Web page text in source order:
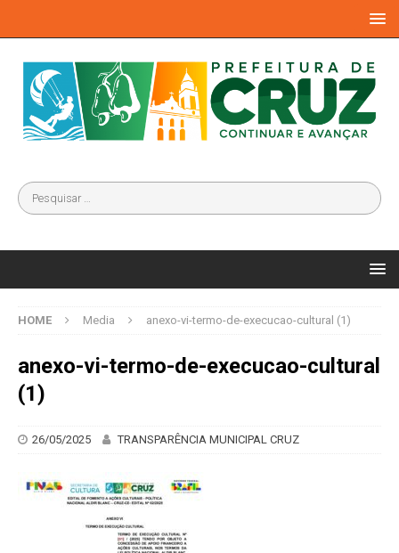
HOME Media anexo-vi-termo-de-execucao-cultural (1)
anexo-vi-termo-de-execucao-cultural
(1)
26/05/2025 TRANSPARÊNCIA MUNICIPAL CRUZ